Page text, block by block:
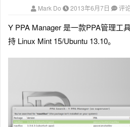
Mark Do 2013年6月7日 评
Y PPA Manager 是一款PPA管理工
持 Linux Mint 15/Ubuntu 13.10。